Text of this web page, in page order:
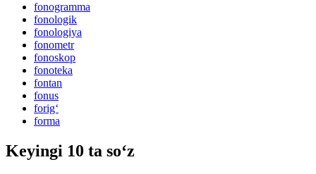
fonogramma
fonologik
fonologiya
fonometr
fonoskop
fonoteka
fontan
fonus
forig‘
forma
Keyingi 10 ta so‘z